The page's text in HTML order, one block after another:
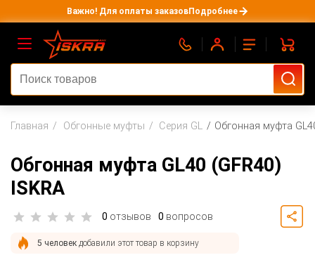
Важно! Для оплаты заказовПодробнее
Главная Обгонные муфты Серия GL Обгонная муфта
Обгонная муфта GL40 (GFR40)
ISKRA
0 отзывов 0 вопросов
5 человек добавили этот товар в корзину